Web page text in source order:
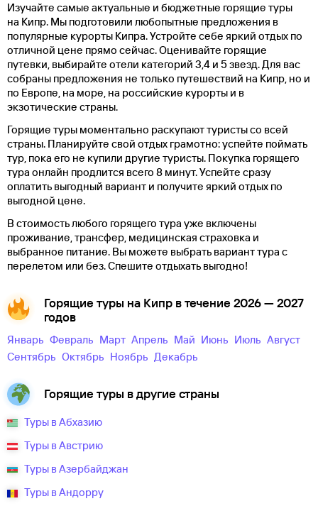
Изучайте самые актуальные и бюджетные горящие туры
на Кипр. Мы подготовили любопытные предложения в
популярные курорты Кипра. Устройте себе яркий отдых по
отличной цене прямо сейчас. Оценивайте горящие
путевки, выбирайте отели категорий 3,4 и 5 звезд. Для вас
собраны предложения не только путешествий на Кипр, но и
по Европе, на море, на российские курорты и в
экзотические страны.
Горящие туры моментально раскупают туристы со всей
страны. Планируйте свой отдых грамотно: успейте поймать
тур, пока его не купили другие туристы. Покупка горящего
тура онлайн продлится всего 8 минут. Успейте сразу
оплатить выгодный вариант и получите яркий отдых по
выгодной цене.
В стоимость любого горящего тура уже включены
проживание, трансфер, медицинская страховка и
выбранное питание. Вы можете выбрать вариант тура с
перелетом или без. Спешите отдыхать выгодно!
Горящие туры на Кипр в течение 2026 — 2027
годов
Январь Февраль Март Апрель Май Июнь Июль Август
Сентябрь Октябрь Ноябрь Декабрь
Горящие туры в другие страны
Туры в Абхазию
Туры в Австрию
Туры в Азербайджан
Туры в Андорру